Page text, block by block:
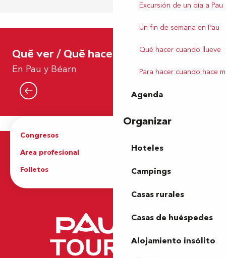
Excursión de un día a Pau
Un fin de semana en Pau
Qué hacer cuando llueve
Para hacer cuando hace
Agenda
Organizar
Hoteles
Campings
Casas rurales
Casas de huéspedes
Alojamiento insólito
Qué ver / Qué hacer
En Pau y Béarn
El Pic du Midi d’Ossau
Seguir leyendo
Congresos
Area profesional
Prensa
Folletos
Oficina de Turismo